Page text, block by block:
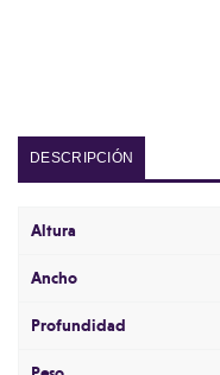
DESCRIPCIÓN
Altura
Ancho
Profundidad